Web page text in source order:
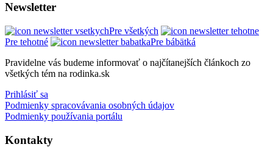
Newsletter
Pre všetkých
Pre tehotné
Pre bábätká
Pravidelne vás budeme informovať o najčítanejších článkoch zo
všetkých tém na rodinka.sk
Prihlásiť sa
Podmienky spracovávania osobných údajov
Podmienky používania portálu
Kontakty